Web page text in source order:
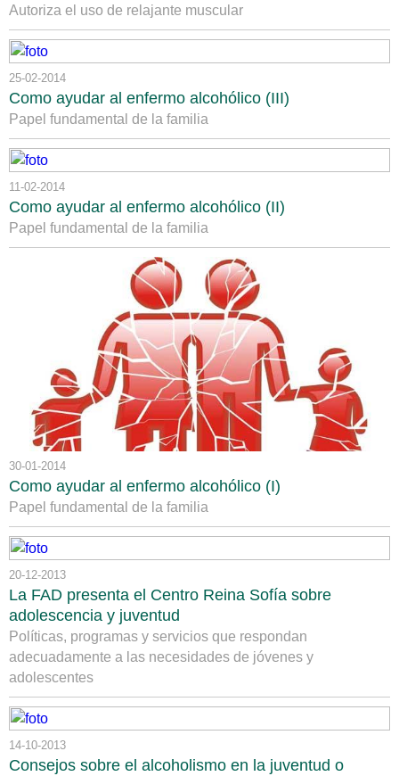
Autoriza el uso de relajante muscular
25-02-2014
Como ayudar al enfermo alcohólico (III)
Papel fundamental de la familia
11-02-2014
Como ayudar al enfermo alcohólico (II)
Papel fundamental de la familia
30-01-2014
Como ayudar al enfermo alcohólico (I)
Papel fundamental de la familia
20-12-2013
La FAD presenta el Centro Reina Sofía sobre
adolescencia y juventud
Políticas, programas y servicios que respondan
adecuadamente a las necesidades de jóvenes y
adolescentes
14-10-2013
Consejos sobre el alcoholismo en la juventud o